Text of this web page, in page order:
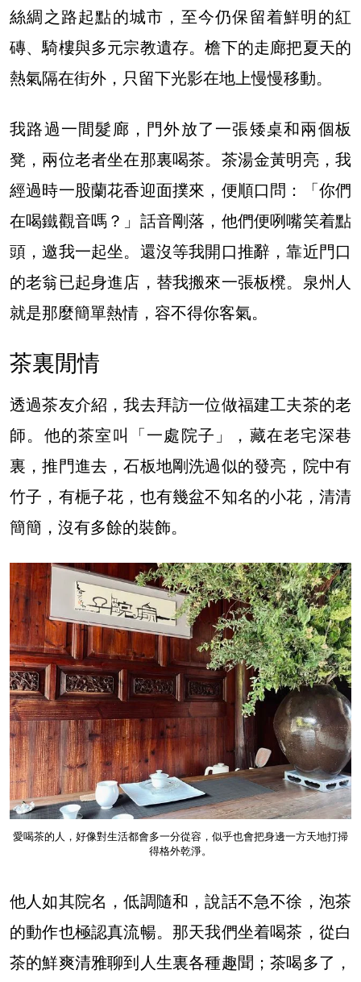
絲綢之路起點的城市，至今仍保留着鮮明的紅
磚、騎樓與多元宗教遺存。檐下的走廊把夏天的
熱氣隔在街外，只留下光影在地上慢慢移動。
我路過一間髮廊，門外放了一張矮桌和兩個板
凳，兩位老者坐在那裏喝茶。茶湯金黃明亮，我
經過時一股蘭花香迎面撲來，便順口問：「你們
在喝鐵觀音嗎？」話音剛落，他們便咧嘴笑着點
頭，邀我一起坐。還沒等我開口推辭，靠近門口
的老翁已起身進店，替我搬來一張板櫈。泉州人
就是那麼簡單熱情，容不得你客氣。
茶裏閒情
透過茶友介紹，我去拜訪一位做福建工夫茶的老
師。他的茶室叫「一處院子」，藏在老宅深巷
裏，推門進去，石板地剛洗過似的發亮，院中有
竹子，有梔子花，也有幾盆不知名的小花，清清
簡簡，沒有多餘的裝飾。
愛喝茶的人，好像對生活都會多一分從容，似乎也會把身邊一方天地打掃
得格外乾淨。
他人如其院名，低調隨和，說話不急不徐，泡茶
的動作也極認真流暢。那天我們坐着喝茶，從白
茶的鮮爽清雅聊到人生裏各種趣聞；茶喝多了，